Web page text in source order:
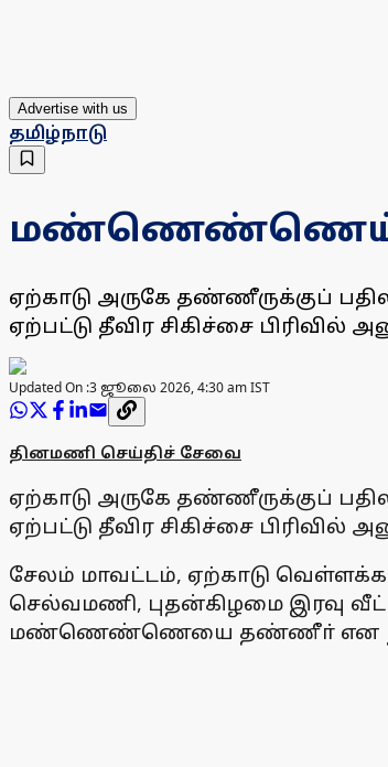
Advertise with us
தமிழ்நாடு
மண்ணெண்ணெய்யை
ஏற்காடு அருகே தண்ணீருக்குப்
ஏற்பட்டு தீவிர சிகிச்சை பிரிவில்
Updated On :3 ஜூலை 2026, 4:30 am IST
தினமணி செய்திச் சேவை
ஏற்காடு அருகே தண்ணீருக்குப்
ஏற்பட்டு தீவிர சிகிச்சை பிரிவில்
சேலம் மாவட்டம், ஏற்காடு
செல்வமணி, புதன்கிழமை இரவு
மண்ணெண்ணெயை தண்ணீா் என